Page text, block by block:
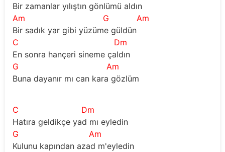
Bir zamanlar yılıştın gönlümü aldın
Am
G
Am
Bir sadık yar gibi yüzüme güldün
C
Dm
En sonra hançeri sineme çaldın
G
Am
Buna dayanır mı can kara gözlüm
C
Dm
Hatıra geldikçe yad mı eyledin
G
Am
Kulunu kapından azad m'eyledin